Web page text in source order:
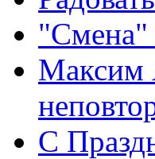
"Смена"
Максим
С